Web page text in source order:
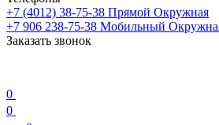
+7 (4012) 38-75-38 Прямой Окружная
+7 906 238-75-38 Мобильный
Заказать звонок
0
0